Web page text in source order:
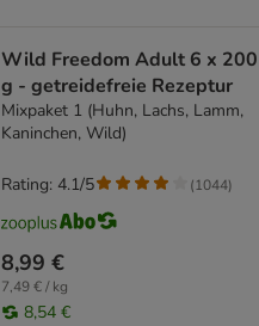
Wild Freedom Adult 6 x 200
g - getreidefreie Rezeptur
Mixpaket 1 (Huhn, Lachs, Lamm,
Kaninchen, Wild)
8,99 €
7,49 € / kg
8,54 €
Rating: 4.1/5 (1044)